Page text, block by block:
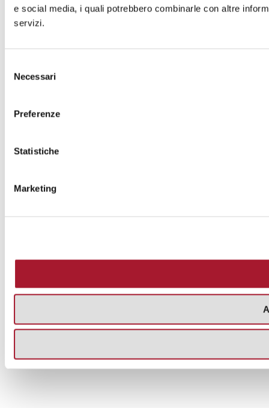
e social media, i quali potrebbero combinarle con altre
servizi.
delNecessari
Preferenze
Statistiche
Marketing